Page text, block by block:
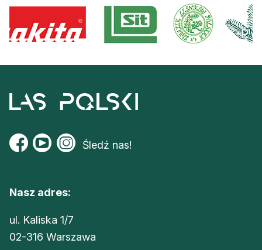
Śledź nas!
Nasz adres:
ul. Kaliska 1/7
02-316 Warszawa